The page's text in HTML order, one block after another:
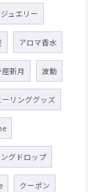
ュエリー
アロマ香水
新月 波動
ーリンググッズ
グドロップ
クーポン